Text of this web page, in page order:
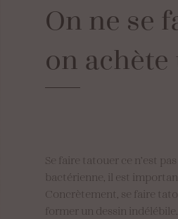
On ne se
on achète
Se faire tatouer ce n’est
bactérienne, il est
Concrètement, se faire
former un dessin